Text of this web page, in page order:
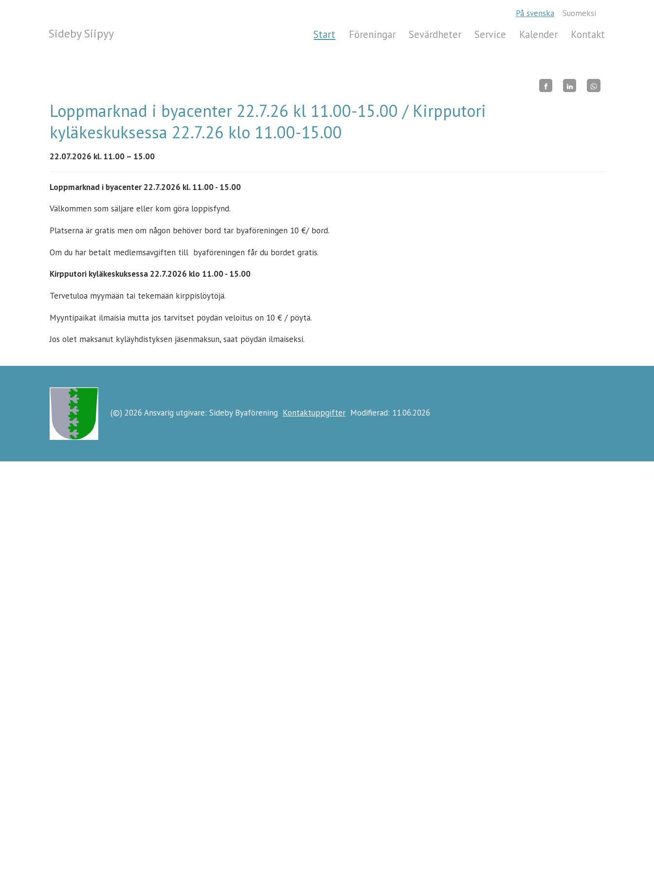
Sideby Siipyy
På svenska Suomeksi
Start Föreningar Sevärdheter Service Kalender Kontakt
Loppmarknad i byacenter 22.7.26 kl 11.00-15.00 / Kirpputori
kyläkeskuksessa 22.7.26 klo 11.00-15.00
22.07.2026 kl. 11.00 – 15.00
Loppmarknad i byacenter 22.7.2026 kl. 11.00 - 15.00
Välkommen som säljare eller kom göra loppisfynd.
Platserna är gratis men om någon behöver bord tar byaföreningen 10 €/ bord.
Om du har betalt medlemsavgiften till byaföreningen får du bordet gratis.
Kirpputori kyläkeskuksessa 22.7.2026 klo 11.00 - 15.00
Tervetuloa myymään tai tekemään kirppislöytöjä.
Myyntipaikat ilmaisia mutta jos tarvitset pöydän veloitus on 10 € / pöytä.
Jos olet maksanut kyläyhdistyksen jäsenmaksun, saat pöydän ilmaiseksi.
(©) 2026 Ansvarig utgivare: Sideby Byaförening Kontaktuppgifter Modifierad: 11.06.2026